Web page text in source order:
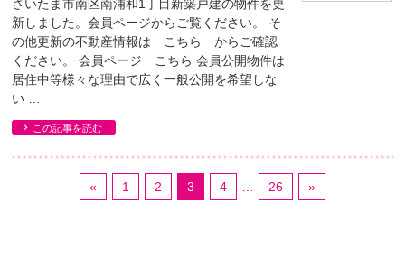
さいたま市南区南浦和1丁目新築戸建の物件を更
新しました。会員ページからご覧ください。 そ
の他更新の不動産情報は こちら からご確認
ください。 会員ページ こちら 会員公開物件は
居住中等様々な理由で広く一般公開を希望しな
い …
この記事を読む
« 1 2 3 4 26 »